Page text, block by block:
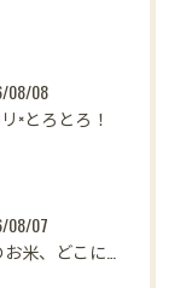
08/08
×とろとろ！
08/07
🌾 夏のお米、どこに置いていますか？